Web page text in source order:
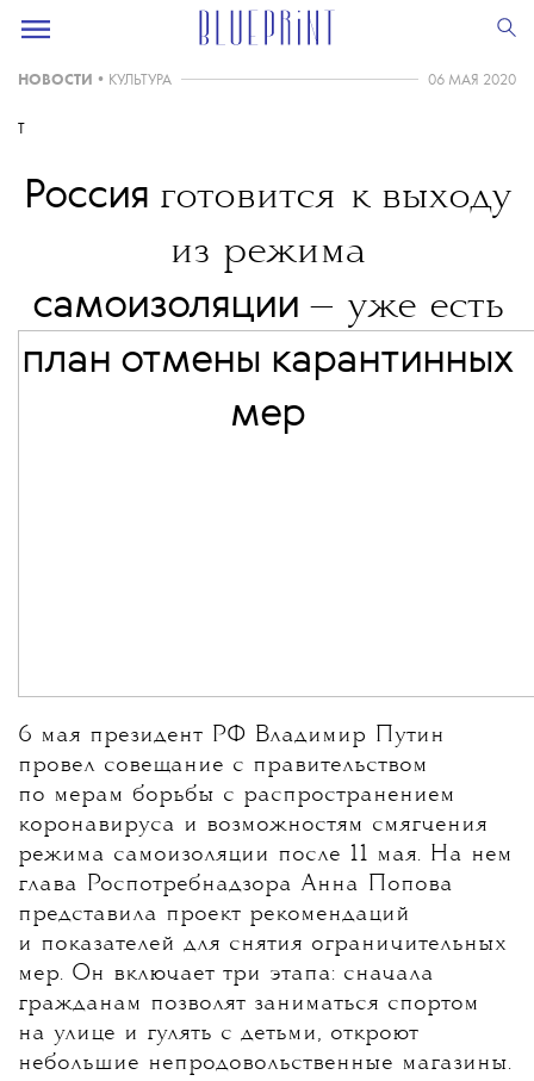
НОВОСТИ • КУЛЬТУРА 06 МАЯ 2020
T
Россия готовится к выходу
из режима
самоизоляции — уже есть
план отмены карантинных
мер
6 мая президент РФ Владимир Путин
провел совещание с правительством
по мерам борьбы с распространением
коронавируса и возможностям смягчения
режима самоизоляции после 11 мая. На нем
глава Роспотребнадзора Анна Попова
представила проект рекомендаций
и показателей для снятия ограничительных
мер. Он включает три этапа: сначала
гражданам позволят заниматься спортом
на улице и гулять с детьми, откроют
небольшие непродовольственные магазины.